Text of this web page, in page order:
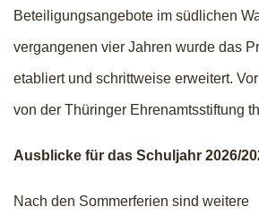
Beteiligungsangebote im südlichen
vergangenen vier Jahren wurde das
etabliert und schrittweise erweitert.
von der Thüringer Ehrenamtsstiftung
Ausblicke für das Schuljahr 2026/
Nach den Sommerferien sind weitere